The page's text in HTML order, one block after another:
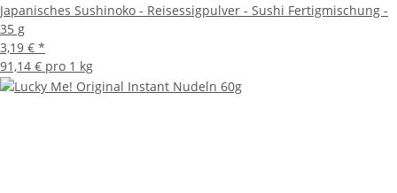
Japanisches Sushinoko - Reisessigpulver - Sushi Fertigmischung -
35 g
3,19 € *
91,14 € pro 1 kg